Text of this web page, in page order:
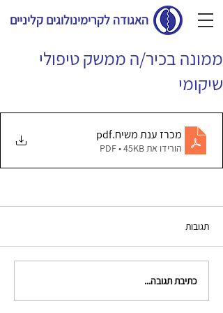
האגודה לקרימינולוגים קליניים
ממונה בכיר/ה ממשק טיפולי
שיקומי
מכרז ענת משיח.pdf
הורידו את PDF • 45KB
תגובות
כתיבת תגובה...